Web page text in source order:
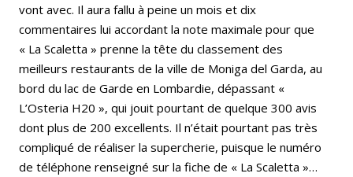
vont avec. Il aura fallu à peine un mois et dix
commentaires lui accordant la note maximale pour que
« La Scaletta » prenne la tête du classement des
meilleurs restaurants de la ville de Moniga del Garda, au
bord du lac de Garde en Lombardie, dépassant «
L’Osteria H20 », qui jouit pourtant de quelque 300 avis
dont plus de 200 excellents. Il n’était pourtant pas très
compliqué de réaliser la supercherie, puisque le numéro
de téléphone renseigné sur la fiche de « La Scaletta »…